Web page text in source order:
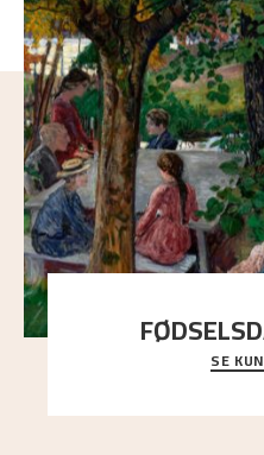
En gruppe
trekronene i
SE